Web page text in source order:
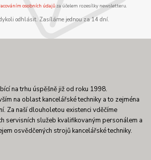
osobních údajůza účelem rozesílky newsletteru.
odhlásit. Zasíláme jednou za 14 dní.
na trhu úspěšně již od roku 1998.
na oblast kancelářské techniky a to zejména
Za naší dlouholetou existenci vděčíme
servisních služeb kvalifikovaným personálem a
osvědčených strojů kancelářské techniky.